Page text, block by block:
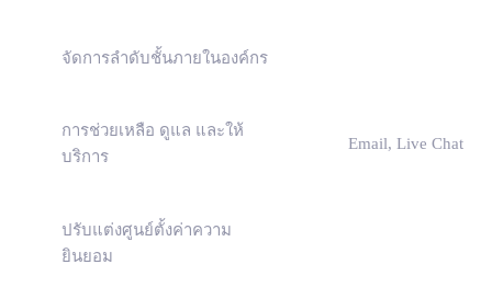
จัดการลำดับชั้นภายในองค์กร
การช่วยเหลือ ดูแล และให้
บริการ
Email, Live Chat
ปรับแต่งศูนย์ตั้งค่าความ
ยินยอม